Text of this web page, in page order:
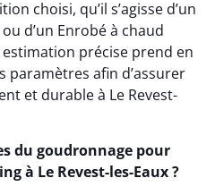
choisi, qu’il s’agisse d’un
d’un Enrobé à chaud
précise prend en
paramètres afin d’assurer
et durable à Le Revest-
du goudronnage pour
à Le Revest-les-Eaux ?